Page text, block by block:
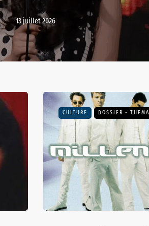
13 juillet 2026
CULTURE DOSSIER - THEMA